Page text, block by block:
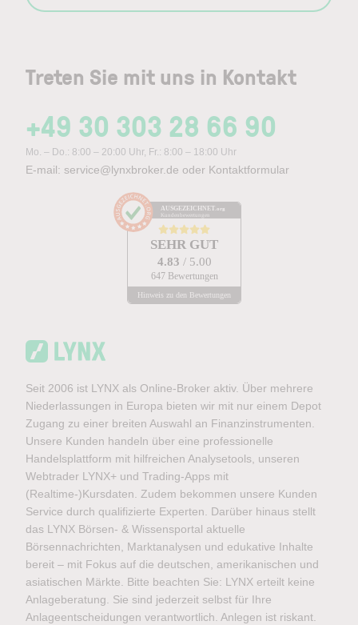
Treten Sie mit uns in Kontakt
+49 30 303 28 66 90
Mo. – Do.: 8:00 – 20:00 Uhr, Fr.: 8:00 – 18:00 Uhr
E-mail: service@lynxbroker.de oder Kontaktformular
AUSGEZEICHNET .org
Kundenbewertungen
SEHR GUT
4.83 / 5.00
647 Bewertungen
Hinweis zu den Bewertungen
Seit 2006 ist LYNX als Online-Broker aktiv. Über mehrere
Niederlassungen in Europa bieten wir mit nur einem Depot
Zugang zu einer breiten Auswahl an Finanzinstrumenten.
Unsere Kunden handeln über eine professionelle
Handelsplattform mit hilfreichen Analysetools, unseren
Webtrader LYNX+ und Trading-Apps mit
(Realtime-)Kursdaten. Zudem bekommen unsere Kunden
Service durch qualifizierte Experten. Darüber hinaus stellt
das LYNX Börsen- & Wissensportal aktuelle
Börsennachrichten, Marktanalysen und edukative Inhalte
bereit – mit Fokus auf die deutschen, amerikanischen und
asiatischen Märkte. Bitte beachten Sie: LYNX erteilt keine
Anlageberatung. Sie sind jederzeit selbst für Ihre
Anlageentscheidungen verantwortlich. Anlegen ist riskant.